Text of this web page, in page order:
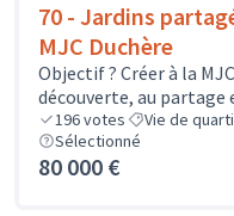
70 - Jardins
MJC Duchère
Objectif ? Créer à la
découverte, au partage
196votes Vie de
Sélectionné
80 000 €